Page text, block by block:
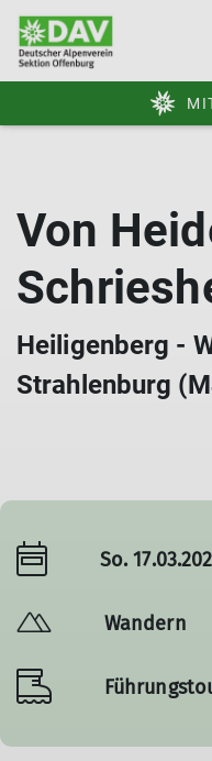
Von
Heiligenberg -
Strahlenburg
So.
Wandern